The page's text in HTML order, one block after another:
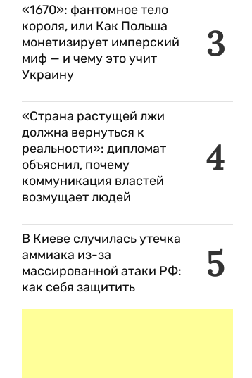
3
«1670»: фантомное тело
короля, или Как Польша
монетизирует имперский
миф — и чему это учит
Украину
4
«Страна растущей лжи
должна вернуться к
реальности»: дипломат
объяснил, почему
коммуникация властей
возмущает людей
5
В Киеве случилась утечка
аммиака из-за
массированной атаки РФ:
как себя защитить